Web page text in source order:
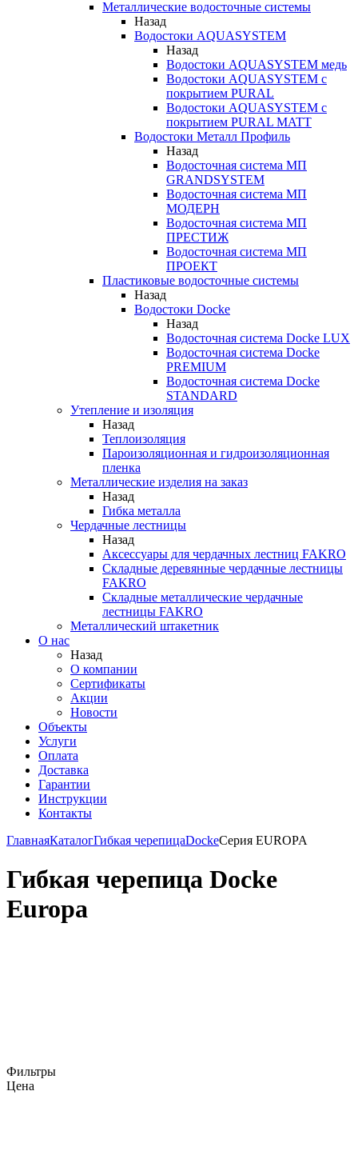
Металлические водосточные системы
Назад
Водостоки AQUASYSTEM
Назад
Водостоки AQUASYSTEM медь
Водостоки AQUASYSTEM с
покрытием PURAL
Водостоки AQUASYSTEM с
покрытием PURAL MATT
Водостоки Металл Профиль
Назад
Водосточная система МП
GRANDSYSTEM
Водосточная система МП
МОДЕРН
Водосточная система МП
ПРЕСТИЖ
Водосточная система МП
ПРОЕКТ
Пластиковые водосточные системы
Назад
Водостоки Docke
Назад
Водосточная система Docke LUX
Водосточная система Docke
PREMIUM
Водосточная система Docke
STANDARD
Утепление и изоляция
Назад
Теплоизоляция
Пароизоляционная и гидроизоляционная
пленка
Металлические изделия на заказ
Назад
Гибка металла
Чердачные лестницы
Назад
Аксессуары для чердачных лестниц FAKRO
Складные деревянные чердачные лестницы
FAKRO
Складные металлические чердачные
лестницы FAKRO
Металлический штакетник
О нас
Назад
О компании
Сертификаты
Акции
Новости
Объекты
Услуги
Оплата
Доставка
Гарантии
Инструкции
Контакты
ГлавнаяКаталогГибкая черепицаDockeСерия EUROPA
Гибкая черепица Docke
Europa
Фильтры
Цена